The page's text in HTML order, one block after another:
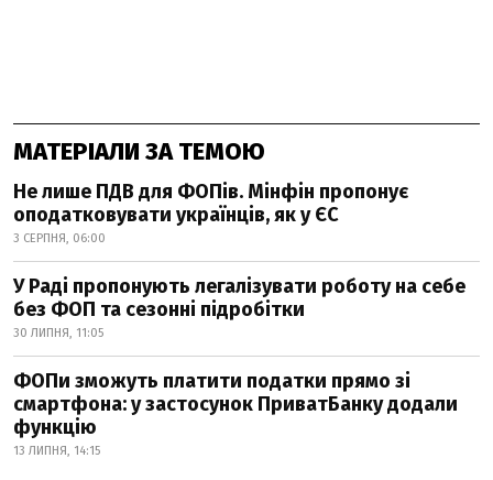
МАТЕРІАЛИ ЗА ТЕМОЮ
Не лише ПДВ для ФОПів. Мінфін пропонує
оподатковувати українців, як у ЄС
3 СЕРПНЯ, 06:00
У Раді пропонують легалізувати роботу на себе
без ФОП та сезонні підробітки
30 ЛИПНЯ, 11:05
ФОПи зможуть платити податки прямо зі
смартфона: у застосунок ПриватБанку додали
функцію
13 ЛИПНЯ, 14:15